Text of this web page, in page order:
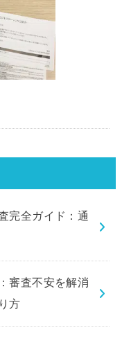
完全ガイド：通
審査不安を解消
方